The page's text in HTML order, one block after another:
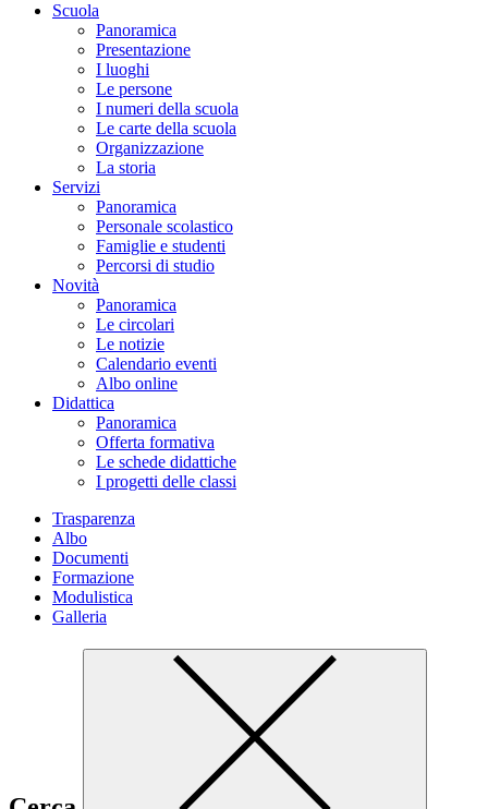
Scuola
Panoramica
Presentazione
I luoghi
Le persone
I numeri della scuola
Le carte della scuola
Organizzazione
La storia
Servizi
Panoramica
Personale scolastico
Famiglie e studenti
Percorsi di studio
Novità
Panoramica
Le circolari
Le notizie
Calendario eventi
Albo online
Didattica
Panoramica
Offerta formativa
Le schede didattiche
I progetti delle classi
Trasparenza
Albo
Documenti
Formazione
Modulistica
Galleria